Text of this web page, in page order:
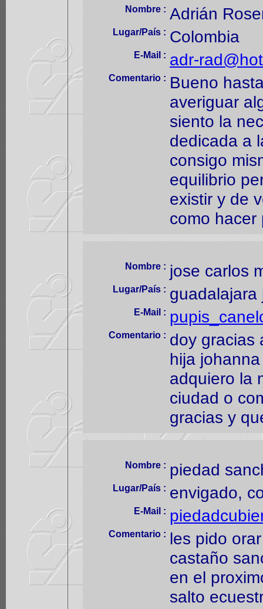
Nombre : Adrián
Lugar/País : Colombia
E-Mail : adr-
Comentario : Bueno
averiguar
siento la
dedicada a
consigo
equilibrio
existir y de
como hacer
Nombre : jose carlos
Lugar/País : guadalajara
E-Mail :
Comentario : doy gracias
hija
adquiero la
ciudad o
gracias y
Nombre : piedad
Lugar/País : envigado,
E-Mail :
Comentario : les pido
castaño
en el
salto